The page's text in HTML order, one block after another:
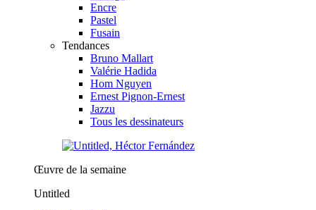
Encre
Pastel
Fusain
Tendances
Bruno Mallart
Valérie Hadida
Hom Nguyen
Ernest Pignon-Ernest
Jazzu
Tous les dessinateurs
Œuvre de la semaine
Untitled